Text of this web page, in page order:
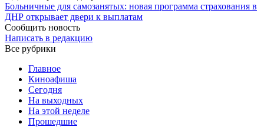
Больничные для самозанятых: новая программа страхования в
ДНР открывает двери к выплатам
Сообщить новость
Написать в редакцию
Все рубрики
Главное
Киноафиша
Сегодня
На выходных
На этой неделе
Прошедшие